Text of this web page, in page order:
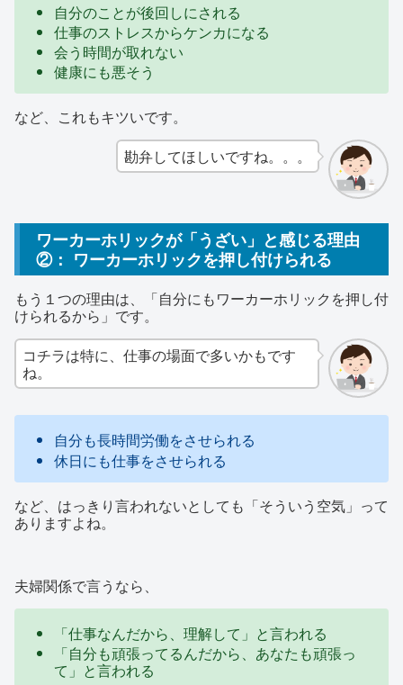
自分のことが後回しにされる
仕事のストレスからケンカになる
会う時間が取れない
健康にも悪そう
など、これもキツいです。
勘弁してほしいですね。。。
ワーカーホリックが「うざい」と感じる理由
②： ワーカーホリックを押し付けられる
もう１つの理由は、「自分にもワーカーホリックを押し付
けられるから」です。
コチラは特に、仕事の場面で多いかもです
ね。
自分も長時間労働をさせられる
休日にも仕事をさせられる
など、はっきり言われないとしても「そういう空気」って
ありますよね。
夫婦関係で言うなら、
「仕事なんだから、理解して」と言われる
「自分も頑張ってるんだから、あなたも頑張っ
て」と言われる